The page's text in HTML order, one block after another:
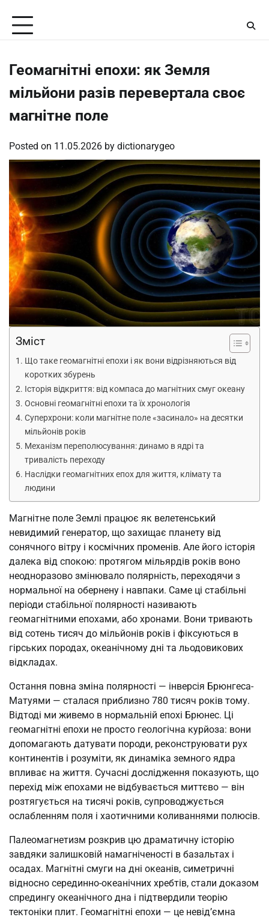
content
Геомагнітні епохи: як Земля
мільйони разів перевертала своє
магнітне поле
Posted on 11.05.2026 by dictionarygeo
Зміст
Що таке геомагнітні епохи і як вони відрізняються від
коротких збурень
Історія відкриття: від компаса до магнітних смуг океану
Основні геомагнітні епохи та їх хронологія
Суперхрони: коли магнітне поле «засинало» на десятки
мільйонів років
Механізм переполюсування: динамо в ядрі та
тривалість переходу
Наслідки геомагнітних епох для життя, клімату та
людини
Магнітне поле Землі працює як велетенський
невидимий генератор, що захищає планету від
сонячного вітру і космічних променів. Але його історія
далека від спокою: протягом мільярдів років воно
неодноразово змінювало полярність, переходячи з
нормальної на обернену і навпаки. Саме ці стабільні
періоди стабільної полярності називають
геомагнітними епохами, або хронами. Вони тривають
від сотень тисяч до мільйонів років і фіксуються в
гірських породах, океанічному дні та льодовикових
відкладах.
Остання повна зміна полярності — інверсія Брюнгеса-
Матуями — сталася приблизно 780 тисяч років тому.
Відтоді ми живемо в нормальній епохі Брюнес. Ці
геомагнітні епохи не просто геологічна курйоза: вони
допомагають датувати породи, реконструювати рух
континентів і розуміти, як динаміка земного ядра
впливає на життя. Сучасні дослідження показують, що
перехід між епохами не відбувається миттєво — він
розтягується на тисячі років, супроводжується
ослабленням поля і хаотичними коливаннями полюсів.
Палеомагнетизм розкрив цю драматичну історію
завдяки залишковій намагніченості в базальтах і
осадах. Магнітні смуги на дні океанів, симетричні
відносно серединно-океанічних хребтів, стали доказом
спредингу океанічного дна і підтвердили теорію
тектоніки плит. Геомагнітні епохи — це невід’ємна